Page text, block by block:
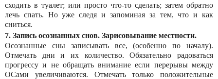
сходить в туалет; или просто что-то сделать; затем обратно
лечь спать. Но уже следя и запоминая за тем, что и как
сниться.
7. Запись осознанных снов. Зарисовывание местности.
Осознанные сны записывать все, (особенно по началу).
Отмечать дни и их количество. Обязательно радоваться
прогрессу и не обращать внимание если перерывы между
ОСами увеличиваются. Отмечать только положительные